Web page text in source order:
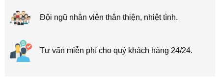
Đội ngũ nhân viên thân thiện, nhiệt tình.
Tư vấn miễn phí cho quý khách hàng 24/24.